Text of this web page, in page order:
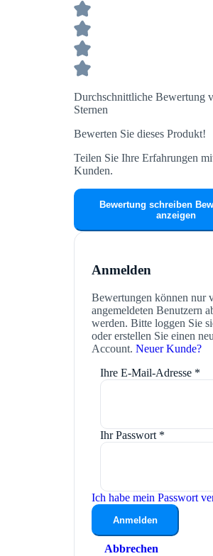
Durchschnittliche Bewertung
Sternen
Bewerten Sie dieses Produkt!
Teilen Sie Ihre Erfahrungen
Kunden.
Bewertung schreiben
anzeigen
Anmelden
Bewertungen können nur
angemeldeten Benutzern
werden. Bitte loggen Sie
oder erstellen Sie einen
Account. Neuer Kunde?
Ihre E-Mail-Adresse *
Ihr Passwort *
Ich habe mein Passwort
Anmelden
Abbrechen